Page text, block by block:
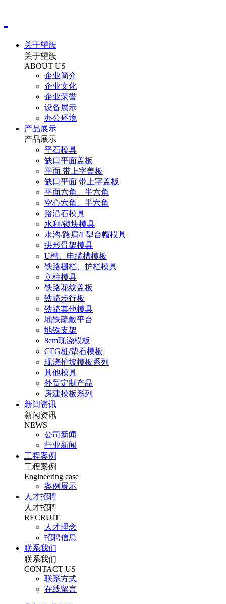
关于望族
关于望族
ABOUT US
企业简介
企业文化
企业荣誉
设备展示
办公环境
产品展示
产品展示
平石模具
缺口平面盖板
平面 带上字盖板
缺口平面 带上字盖板
平面六角、半六角
空心六角、半六角
路沿石模具
水利/锁块模具
水沟/路肩/L型台帽模具
拱形骨架模具
U槽、电缆槽模板
铁路栅栏、护栏模具
立柱模具
铁路花纹盖板
铁路步行板
铁路其他模具
地铁疏散平台
地铁支架
8cm现浇模板
CFG桩/垫石模板
现浇护坡模板系列
其他模具
外贸定制产品
房建模板系列
新闻资讯
新闻资讯
NEWS
公司新闻
行业新闻
工程案例
工程案例
Engineering case
案例展示
人才招聘
人才招聘
RECRUIT
人才理念
招聘信息
联系我们
联系我们
CONTACT US
联系方式
在线留言